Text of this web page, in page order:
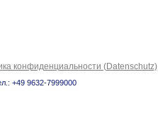
конфиденциальности (Datenschutz)
+49 9632-7999000